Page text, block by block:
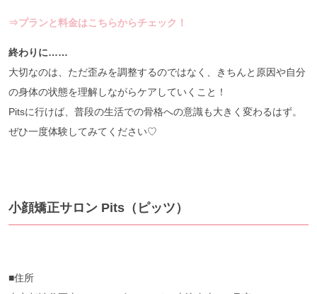
⇒プランと料金はこちらからチェック！
終わりに……
大切なのは、ただ歪みを調整するのではなく、きちんと原因や自分
の身体の状態を理解しながらケアしていくこと！
Pitsに行けば、普段の生活での骨格への意識も大きく変わるはず。
ぜひ一度体験してみてください♡
小顔矯正サロン Pits（ピッツ）
■住所